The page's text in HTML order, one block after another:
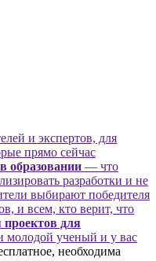
и экспертов, для
прямо сейчас
образовании — что
разработки и не
выбирают победителя
и всем, кто верит, что
для
молодой ученый и у вас
необходима